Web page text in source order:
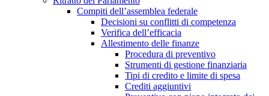
Compiti dell’assemblea federale
Decisioni su conflitti di competenza
Verifica dell’efficacia
Allestimento delle finanze
Procedura di preventivo
Strumenti di gestione finanziaria
Tipi di credito e limite di spesa
Crediti aggiuntivi